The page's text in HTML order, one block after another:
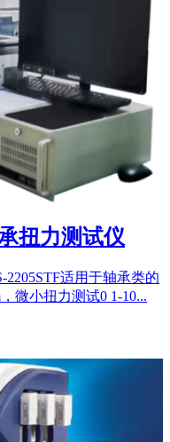
扭力测试仪
2205STF适用于轴承类的
微小扭力测试0 1-10...